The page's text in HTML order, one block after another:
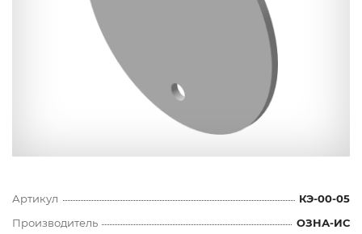
Артикул
КЭ-00-05
Производитель
ОЗНА-ИС